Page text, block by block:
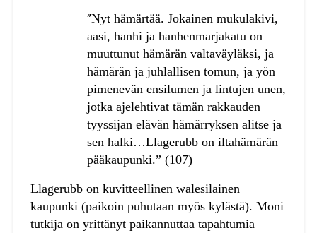
”Nyt hämärtää. Jokainen mukulakivi,
aasi, hanhi ja hanhenmarjakatu on
muuttunut hämärän valtaväyläksi, ja
hämärän ja juhlallisen tomun, ja yön
pimenevän ensilumen ja lintujen unen,
jotka ajelehtivat tämän rakkauden
tyyssijan elävän hämärryksen alitse ja
sen halki…Llagerubb on iltahämärän
pääkaupunki.” (107)
Llagerubb on kuvitteellinen walesilainen
kaupunki (paikoin puhutaan myös kylästä). Moni
tutkija on yrittänyt paikannuttaa tapahtumia